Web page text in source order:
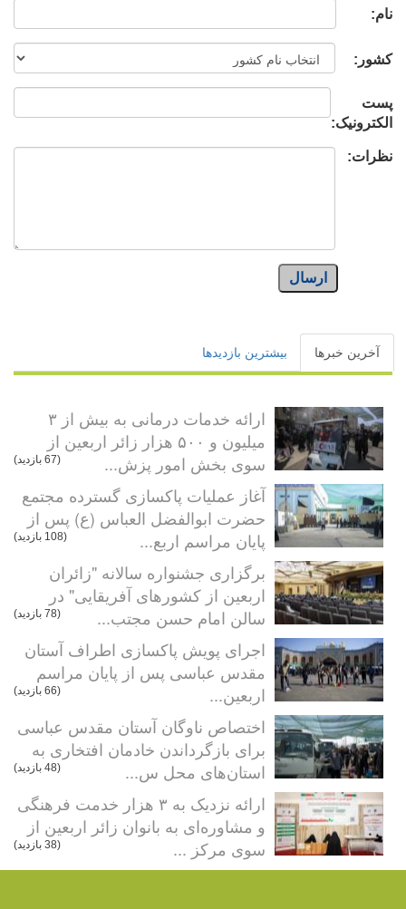
نام:
کشور:
پست
الکترونیک:
نظرات:
ارسال
آخرین خبرها بیشترین بازدیدها
ارائه خدمات درمانی به بیش از ۳
میلیون و ۵۰۰ هزار زائر اربعین از
سوی بخش امور پزش...
(67 بازدید)
آغاز عملیات پاکسازی گسترده مجتمع
حضرت ابوالفضل العباس (ع) پس از
پایان مراسم اربع...
(108 بازدید)
برگزاری جشنواره سالانه "زائران
اربعین از کشورهای آفریقایی" در
سالن امام حسن مجتب...
(78 بازدید)
اجرای پویش پاکسازی اطراف آستان
مقدس عباسی پس از پایان مراسم
اربعین...
(66 بازدید)
اختصاص ناوگان آستان مقدس عباسی
برای بازگرداندن خادمان افتخاری به
استان‌های محل س...
(48 بازدید)
ارائه نزدیک به ۳ هزار خدمت فرهنگی
و مشاوره‌ای به بانوان زائر اربعین از
سوی مرکز ...
(38 بازدید)